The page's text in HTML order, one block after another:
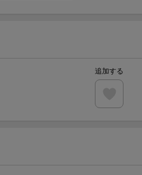
入で無料データSIM（3GB/月プ
ンの拡散で300円OFFクーポン
追加する